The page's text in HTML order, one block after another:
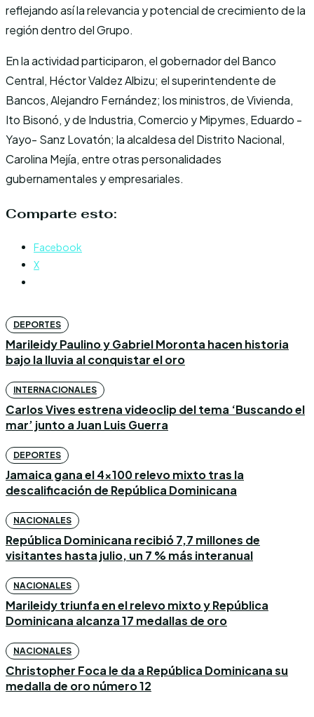
reflejando así la relevancia y potencial de crecimiento de la
región dentro del Grupo.
En la actividad participaron, el gobernador del Banco
Central, Héctor Valdez Albizu; el superintendente de
Bancos, Alejandro Fernández; los ministros, de Vivienda,
Ito Bisonó, y de Industria, Comercio y Mipymes, Eduardo -
Yayo- Sanz Lovatón; la alcaldesa del Distrito Nacional,
Carolina Mejía, entre otras personalidades
gubernamentales y empresariales.
Comparte esto:
Facebook
X
DEPORTES
Marileidy Paulino y Gabriel Moronta hacen historia
bajo la lluvia al conquistar el oro
INTERNACIONALES
Carlos Vives estrena videoclip del tema ‘Buscando el
mar’ junto a Juan Luis Guerra
DEPORTES
Jamaica gana el 4×100 relevo mixto tras la
descalificación de República Dominicana
NACIONALES
República Dominicana recibió 7,7 millones de
visitantes hasta julio, un 7 % más interanual
NACIONALES
Marileidy triunfa en el relevo mixto y República
Dominicana alcanza 17 medallas de oro
NACIONALES
Christopher Foca le da a República Dominicana su
medalla de oro número 12